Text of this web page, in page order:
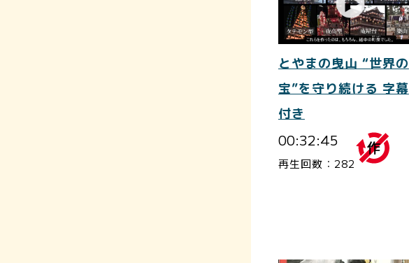
とやまの曳山 “世界の
宝”を守り続ける 字幕
付き
00:32:45
再生回数：282